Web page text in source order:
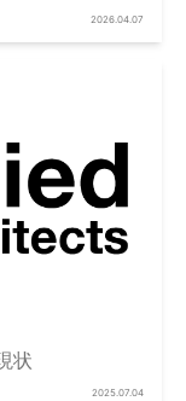
2026.04.07
状
2025.07.04